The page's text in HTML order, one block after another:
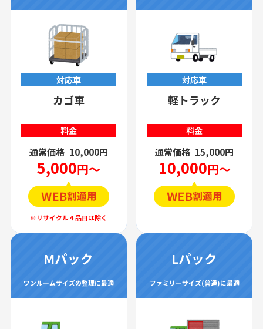
対応車
カゴ車
料金
通常価格 10,000円
5,000円～
対応車
軽トラック
料金
通常価格 15,000円
10,000円～
Mパック
ワンルームサイズの整理に最適
Lパック
ファミリーサイズ(普通)に最適